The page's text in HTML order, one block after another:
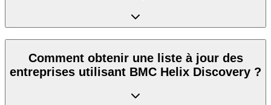
Comment obtenir une liste à jour des
entreprises utilisant BMC Helix Discovery ?